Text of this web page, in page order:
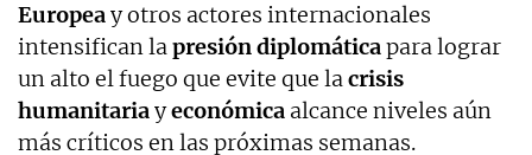
Europeay otros actores internacionales
intensifican lapresióndiplomáticapara lograr
un alto el fuego que evite que lacrisis
humanitariayeconómica alcance niveles aún
más críticos en las próximas semanas.